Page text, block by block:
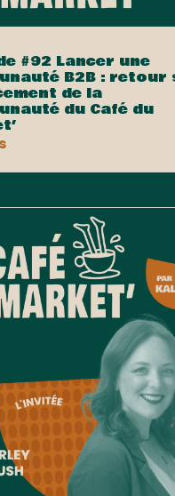
#92 Lancer une
B2B : retour
de la
du Café du